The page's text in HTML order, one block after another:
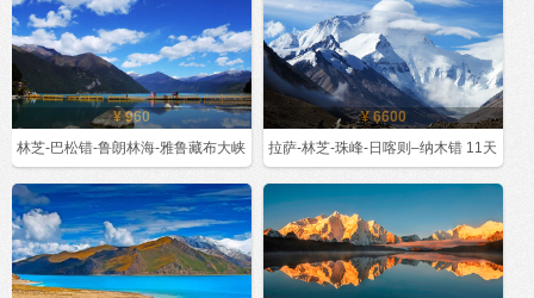
¥ 960
林芝-巴松错-鲁朗林海-雅鲁藏布大峡
¥ 6600
拉萨-林芝-珠峰-日喀则–纳木错 11天